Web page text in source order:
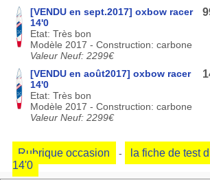
[VENDU en sept.2017] oxbow racer
14'0
Etat: Très bon
Modèle 2017 - Construction: carbone
Valeur Neuf: 2299€
[VENDU en août2017] oxbow racer
14'0
Etat: Très bon
Modèle 2017 - Construction: carbone
Valeur Neuf: 2299€
Rubrique occasion -
la fiche de test
14'0